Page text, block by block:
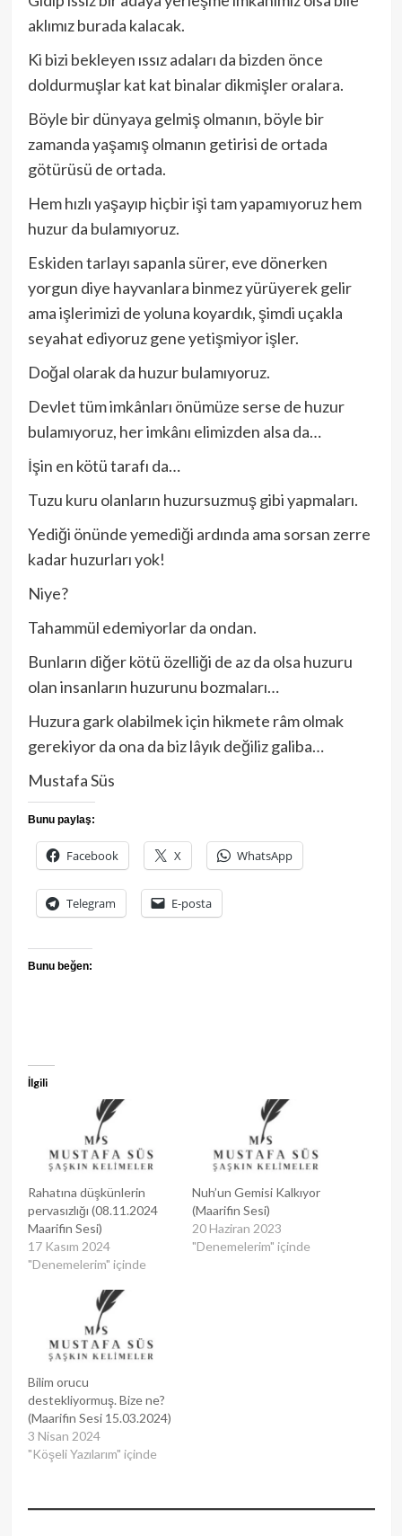
aklımız burada kalacak.
Ki bizi bekleyen ıssız adaları da bizden önce
doldurmuşlar kat kat binalar dikmişler oralara.
Böyle bir dünyaya gelmiş olmanın, böyle bir
zamanda yaşamış olmanın getirisi de ortada
götürüsü de ortada.
Hem hızlı yaşayıp hiçbir işi tam yapamıyoruz hem
huzur da bulamıyoruz.
Eskiden tarlayı sapanla sürer, eve dönerken
yorgun diye hayvanlara binmez yürüyerek gelir
ama işlerimizi de yoluna koyardık, şimdi uçakla
seyahat ediyoruz gene yetişmiyor işler.
Doğal olarak da huzur bulamıyoruz.
Devlet tüm imkânları önümüze serse de huzur
bulamıyoruz, her imkânı elimizden alsa da…
İşin en kötü tarafı da…
Tuzu kuru olanların huzursuzmuş gibi yapmaları.
Yediği önünde yemediği ardında ama sorsan zerre
kadar huzurları yok!
Niye?
Tahammül edemiyorlar da ondan.
Bunların diğer kötü özelliği de az da olsa huzuru
olan insanların huzurunu bozmaları…
Huzura gark olabilmek için hikmete râm olmak
gerekiyor da ona da biz lâyık değiliz galiba…
Mustafa Süs
Bunu paylaş:
Facebook X WhatsApp
Telegram E-posta
Bunu beğen:
İlgili
Rahatına düşkünlerin
pervasızlığı (08.11.2024
Maarifin Sesi)
17 Kasım 2024
"Denemelerim" içinde
Nuh’un Gemisi Kalkıyor
(Maarifin Sesi)
20 Haziran 2023
"Denemelerim" içinde
Bilim orucu
destekliyormuş. Bize ne?
(Maarifin Sesi 15.03.2024)
3 Nisan 2024
"Köşeli Yazılarım" içinde